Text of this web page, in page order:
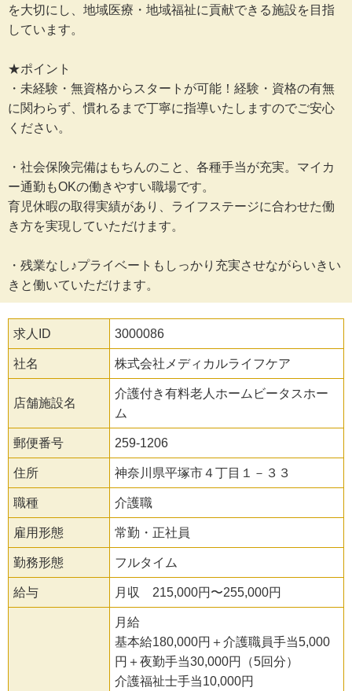
を大切にし、地域医療・地域福祉に貢献できる施設を目指
しています。
★ポイント
・未経験・無資格からスタートが可能！経験・資格の有無
に関わらず、慣れるまで丁寧に指導いたしますのでご安心
ください。
・社会保険完備はもちんのこと、各種手当が充実。マイカ
ー通勤もOKの働きやすい職場です。
育児休暇の取得実績があり、ライフステージに合わせた働
き方を実現していただけます。
・残業なし♪プライベートもしっかり充実させながらいきい
きと働いていただけます。
求人ID 3000086
社名 株式会社メディカルライフケア
店舗施設名
介護付き有料老人ホームビータスホー
ム
郵便番号 259-1206
住所 神奈川県平塚市４丁目１－３３
職種 介護職
雇用形態 常勤・正社員
勤務形態 フルタイム
給与 月収 215,000円〜255,000円
月給
基本給180,000円＋介護職員手当5,000
円＋夜勤手当30,000円（5回分）
介護福祉士手当10,000円